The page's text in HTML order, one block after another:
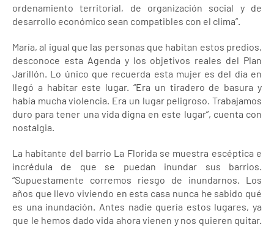
ordenamiento territorial, de organización social y de
desarrollo económico sean compatibles con el clima”.
María, al igual que las personas que habitan estos predios,
desconoce esta Agenda y los objetivos reales del Plan
Jarillón. Lo único que recuerda esta mujer es del día en
llegó a habitar este lugar. “Era un tiradero de basura y
había mucha violencia. Era un lugar peligroso. Trabajamos
duro para tener una vida digna en este lugar”, cuenta con
nostalgia.
La habitante del barrio La Florida se muestra escéptica e
incrédula de que se puedan inundar sus barrios.
“Supuestamente corremos riesgo de inundarnos. Los
años que llevo viviendo en esta casa nunca he sabido qué
es una inundación. Antes nadie quería estos lugares, ya
que le hemos dado vida ahora vienen y nos quieren quitar.